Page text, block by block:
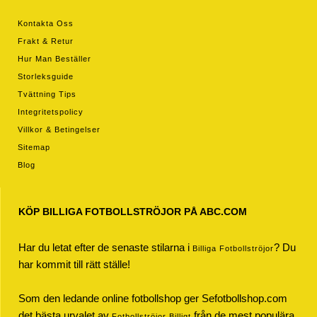
Kontakta Oss
Frakt & Retur
Hur Man Beställer
Storleksguide
Tvättning Tips
Integritetspolicy
Villkor & Betingelser
Sitemap
Blog
KÖP BILLIGA FOTBOLLSTRÖJOR PÅ ABC.COM
Har du letat efter de senaste stilarna i Billiga Fotbollströjor? Du
har kommit till rätt ställe!
Som den ledande online fotbollshop ger Sefotbollshop.com